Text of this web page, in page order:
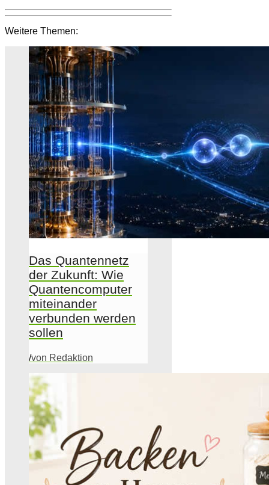
Weitere Themen:
Das Quantennetz
der Zukunft: Wie
Quantencomputer
miteinander
verbunden werden
sollen
/von Redaktion